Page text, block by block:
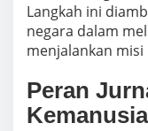
Langkah ini
negara dalam
menjalankan
Peran